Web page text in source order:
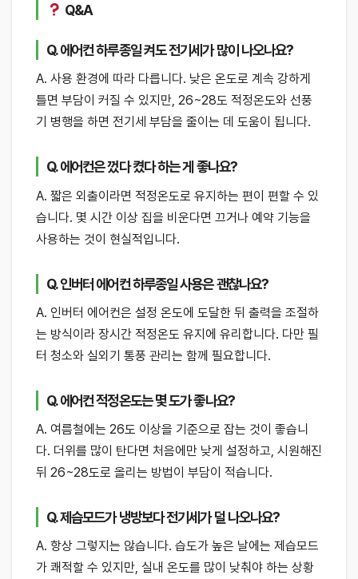
Q&A
Q. 에어컨 하루종일 켜도 전기세가 많이 나오나요?
A. 사용 환경에 따라 다릅니다. 낮은 온도로 계속 강하게
틀면 부담이 커질 수 있지만, 26~28도 적정온도와 선풍
기 병행을 하면 전기세 부담을 줄이는 데 도움이 됩니다.
Q. 에어컨은 껐다 켰다 하는 게 좋나요?
A. 짧은 외출이라면 적정온도로 유지하는 편이 편할 수 있
습니다. 몇 시간 이상 집을 비운다면 끄거나 예약 기능을
사용하는 것이 현실적입니다.
Q. 인버터 에어컨 하루종일 사용은 괜찮나요?
A. 인버터 에어컨은 설정 온도에 도달한 뒤 출력을 조절하
는 방식이라 장시간 적정온도 유지에 유리합니다. 다만 필
터 청소와 실외기 통풍 관리는 함께 필요합니다.
Q. 에어컨 적정온도는 몇 도가 좋나요?
A. 여름철에는 26도 이상을 기준으로 잡는 것이 좋습니
다. 더위를 많이 탄다면 처음에만 낮게 설정하고, 시원해진
뒤 26~28도로 올리는 방법이 부담이 적습니다.
Q. 제습모드가 냉방보다 전기세가 덜 나오나요?
A. 항상 그렇지는 않습니다. 습도가 높은 날에는 제습모드
가 쾌적할 수 있지만, 실내 온도를 많이 낮춰야 하는 상황